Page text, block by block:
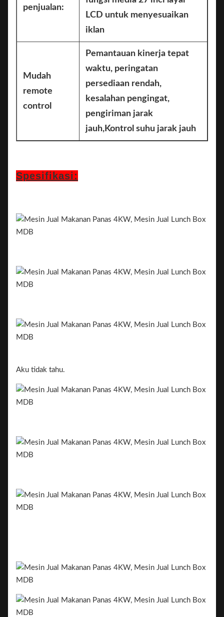
penjualan:
LCD untuk menyesuaikan
iklan
Mudah
remote
control
Pemantauan kinerja tepat
waktu, peringatan
persediaan rendah,
kesalahan pengingat,
pengiriman jarak
jauh,Kontrol suhu jarak jauh
Spesifikasi:
Aku tidak tahu.